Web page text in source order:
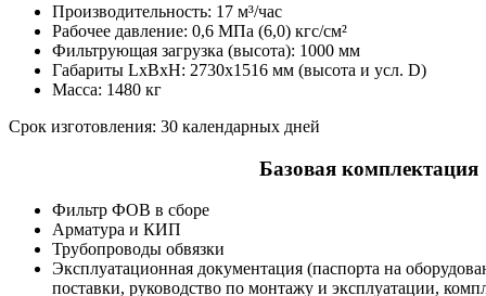
Производительность: 17 м³/час
Рабочее давление: 0,6 МПа (6,0) кгс/см²
Фильтрующая загрузка (высота): 1000 мм
Габариты LxBxH: 2730x1516 мм (высота и усл. D)
Масса: 1480 кг
Срок изготовления: 30 календарных дней
Базовая комплектация
Фильтр ФОВ в сборе
Арматура и КИП
Трубопроводы обвязки
Эксплуатационная документация (паспорта на
поставки, руководство по монтажу и эксплуатации,